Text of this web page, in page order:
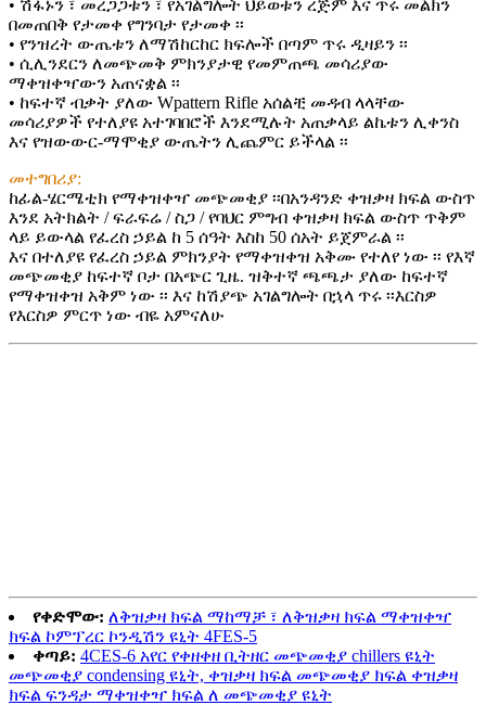
• ሽፋኑን ፣ መረጋጋቱን ፣ የአገልግሎት ህይወቱን ረጅም እና ጥሩ መልክን
በመጠበቅ የታመቀ የግንባታ የታመቀ ፡፡
• የንዝረት ውጤቱን ለማሽከርከር ክፍሎች በጣም ጥሩ ዲዛይን ፡፡
• ሲሊንደርን ለመጭመቅ ምክንያታዊ የመምጠጫ መሳሪያው
ማቀዝቀዣውን አጠናቋል ፡፡
• ከፍተኛ ብቃት ያለው Wpattern Rifle አሰልቺ መዳብ ላላቸው
መሳሪያዎች የተለያዩ አተገባበሮች እንደሚሉት አጠቃላይ ልኬቱን ሊቀንስ
እና የዝውውር-ማሞቂያ ውጤትን ሊጨምር ይችላል ፡፡
መተግበሪያ:
ከፊል-ሄርሜቲክ የማቀዝቀዣ መጭመቂያ ፡፡በአንዳንድ ቀዝቃዛ ክፍል ውስጥ
እንደ አትክልት / ፍራፍሬ / ስጋ / የባህር ምግብ ቀዝቃዛ ክፍል ውስጥ ጥቅም
ላይ ይውላል የፈረስ ኃይል ከ 5 ሰዓት እስከ 50 ሰአት ይጀምራል ፡፡
እና በተለያዩ የፈረስ ኃይል ምክንያት የማቀዝቀዝ አቅሙ የተለየ ነው ፡፡ የእኛ
መጭመቂያ ከፍተኛ ቦታ በአጭር ጊዜ. ዝቅተኛ ጫጫታ ያለው ከፍተኛ
የማቀዝቀዝ አቅም ነው ፡፡ እና ከሽያጭ አገልግሎት በኋላ ጥሩ ፡፡እርስዎ
የእርስዎ ምርጥ ነው ብዬ አምናለሁ
የቀድሞው: ለቅዝቃዛ ክፍል ማከማቻ ፣ ለቅዝቃዛ ክፍል ማቀዝቀዣ
ክፍል ኮምፕረር ኮንዲሽን ዩኒት 4FES-5
ቀጣይ: 4CES-6 አየር የቀዘቀዘ ቢትዘር መጭመቂያ chillers ዩኒት
መጭመቂያ condensing ዩኒት, ቀዝቃዛ ክፍል መጭመቂያ ክፍል ቀዝቃዛ
ክፍል ፍንዳታ ማቀዝቀዣ ክፍል ለ መጭመቂያ ዩኒት